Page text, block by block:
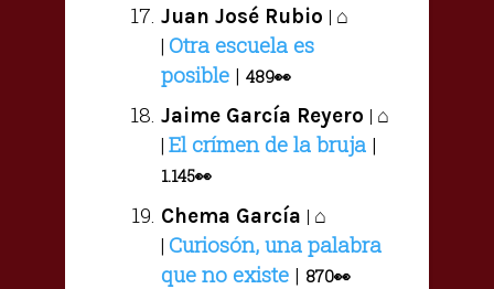
Juan José Rubio | ⌂
| Otra escuela es
posible | 489👀
Jaime García Reyero | ⌂
| El crímen de la bruja |
1.145👀
Chema García | ⌂
| Curiosón, una palabra
que no existe | 870👀